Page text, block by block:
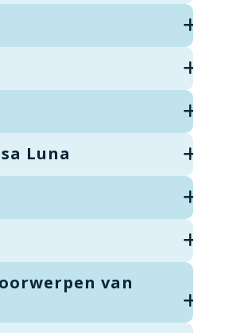
Luna
van